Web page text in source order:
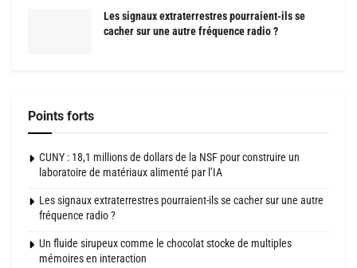
Les signaux extraterrestres pourraient-ils se
cacher sur une autre fréquence radio ?
Points forts
CUNY : 18,1 millions de dollars de la NSF pour construire un
laboratoire de matériaux alimenté par l’IA
Les signaux extraterrestres pourraient-ils se cacher sur une autre
fréquence radio ?
Un fluide sirupeux comme le chocolat stocke de multiples
mémoires en interaction